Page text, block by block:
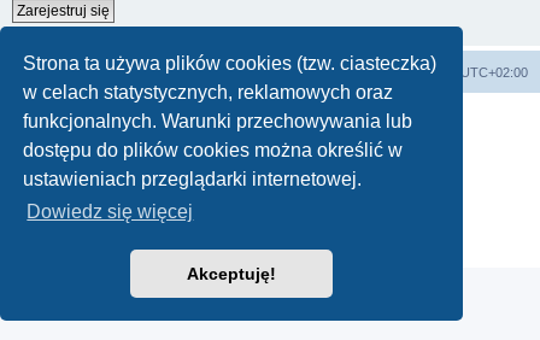
Strona ta używa plików cookies (tzw. ciasteczka)
w celach statystycznych, reklamowych oraz
funkcjonalnych. Warunki przechowywania lub
dostępu do plików cookies można określić w
ustawieniach przeglądarki internetowej.
Dowiedz się więcej
Akceptuję!
Zarejestruj się
Forum Bike Łódź - Forum Rowerowe Łódź - Forum Szosowe - Forum MTB Strona Główna Strefa czasowa UTC+02:00
Linki partnerskie: strony www lodz ,Fotografia Analogowa
Polski pakiet językowy dostarcza